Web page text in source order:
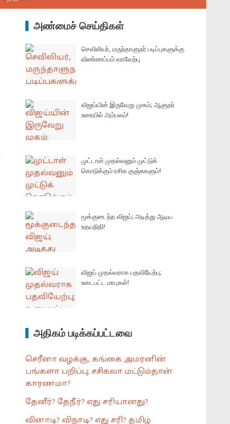
அண்மைச் செய்திகள்
செவிலியர், மருந்தாளுநர் படிப்புகளுக்கு
விண்ணப்பம் வரவேற்பு
விஜய்யின் இருவேறு முகம்; ஆளுநர்
உரையில் அம்பலம்!
முட்டாள் முதல்வனும் முட்டுக்
கொடுக்கும் ரசிக குஞ்சுகளும்!
மூக்குடைந்த விஜய்; அடித்து ஆடிய
உதயநிதி!
விஜய் முதல்வராக பதவியேற்பு;
உடைபட்ட மரபுகள்!
அதிகம் படிக்கப்பட்டவை
செரீனா வழக்கு, கங்கை அமரனின்
பங்களா பறிப்பு; சசிகலா மட்டும்தான்
காரணமா?
தேனீர்? தேநீர்? எது சரியானது?
வினாடி? விநாடி? எது சரி? தமிழ்